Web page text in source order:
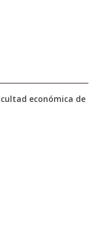
económica de